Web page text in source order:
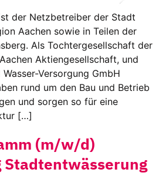
der Netzbetreiber der Stadt
Aachen sowie in Teilen der
Als Tochtergesellschaft der
Aktiengesellschaft, und
Versorgung GmbH
rund um den Bau und Betrieb
und sorgen so für eine
[…]
(m/w/d)